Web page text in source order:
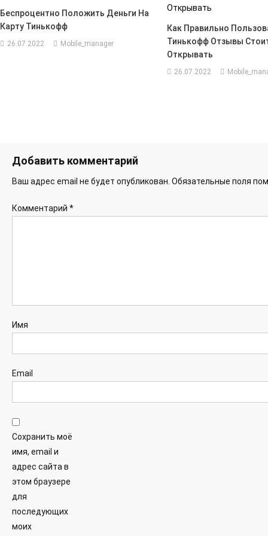
Беспроцентно Положить Деньги На
Карту Тинькофф
26.07.2022 Mobile_manager
Как Правильно
Тинькофф Отзывы
Открывать
26.07.2022
Добавить комментарий
Ваш адрес email не будет опубликован. Обязательные поля
Комментарий *
Имя
Email
Сохранить моё
имя, email и
адрес сайта в
этом браузере
для
последующих
моих